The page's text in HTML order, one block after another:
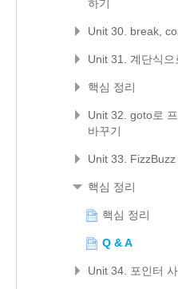
하기
Unit 30. break,
Unit 31. 계단식으
핵심 정리
Unit 32. goto로
바꾸기
Unit 33. FizzBuzz
핵심 정리
핵심 정리
Q & A
Unit 34. 포인터